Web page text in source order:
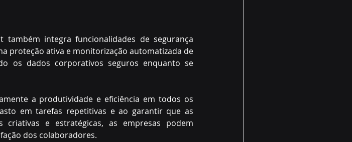
integra funcionalidades de segurança
proteção ativa e monitorização automatizada de
os dados corporativos seguros enquanto se
a produtividade e eficiência em todos os
em tarefas repetitivas e ao garantir que as
e estratégicas, as empresas podem
dos colaboradores.